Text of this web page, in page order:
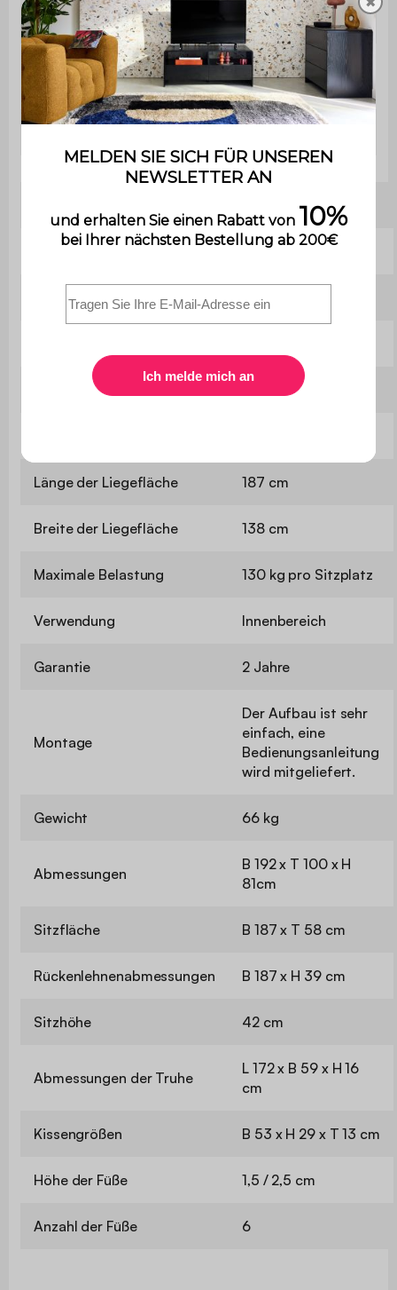
Rückenlehne
(30kg/m3)
Polsterung kleine
Kissen
Polyurethanfaser
Sitzhärte Ausgewogen
Schlaffunktion
Härtegrad Matratze Ausgeglichen
Länge der Liegefläche 187 cm
Breite der Liegefläche 138 cm
Maximale Belastung 130 kg pro Sitzplatz
Verwendung Innenbereich
Garantie 2 Jahre
Montage
Der Aufbau ist sehr
einfach, eine
Bedienungsanleitung
wird mitgeliefert.
Gewicht 66 kg
Abmessungen
B 192 x T 100 x H
81cm
Sitzfläche B 187 x T 58 cm
Rückenlehnenabmessungen B 187 x H 39 cm
Sitzhöhe 42 cm
Abmessungen der Truhe
L 172 x B 59 x H 16
cm
Kissengrößen B 53 x H 29 x T 13 cm
Höhe der Füße 1,5 / 2,5 cm
Anzahl der Füße 6